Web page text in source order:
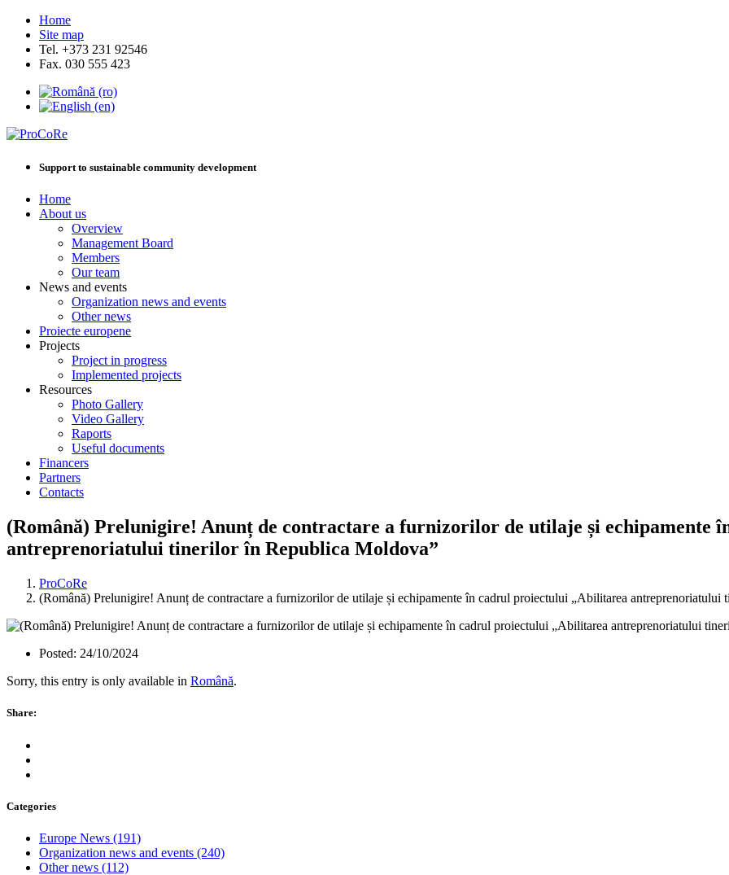
Home
Site map
Tel. +373 231 92546
Fax. 030 555 423
Support to sustainable community development
Home
About us
Overview
Management Board
Members
Our team
News and events
Organization news and events
Other news
Proiecte europene
Projects
Project in progress
Implemented projects
Resources
Photo Gallery
Video Gallery
Raports
Useful documents
Financers
Partners
Contacts
(Română) Prelunigire! Anunț de contractare a furnizorilor de utilaje și echipamente
antreprenoriatului tinerilor în Republica Moldova”
ProCoRe
(Română) Prelunigire! Anunț de contractare a furnizorilor de utilaje și echipamente în cadrul proiectului „Abilitarea
Posted: 24/10/2024
Sorry, this entry is only available in Română.
Share:
Categories
Europe News (191)
Organization news and events (240)
Other news (112)